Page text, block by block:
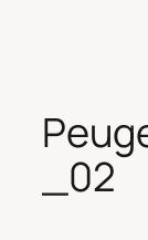
_02